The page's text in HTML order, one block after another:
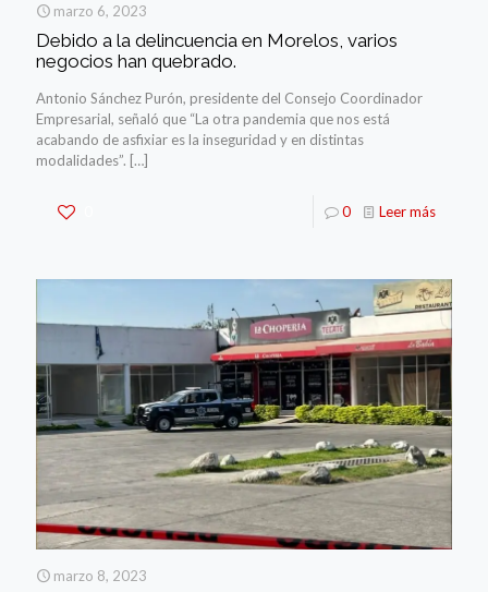
marzo 6, 2023
Debido a la delincuencia en Morelos, varios
negocios han quebrado.
Antonio Sánchez Purón, presidente del Consejo Coordinador
Empresarial, señaló que “La otra pandemia que nos está
acabando de asfixiar es la inseguridad y en distintas
modalidades”. […]
0 Leer más
marzo 8, 2023